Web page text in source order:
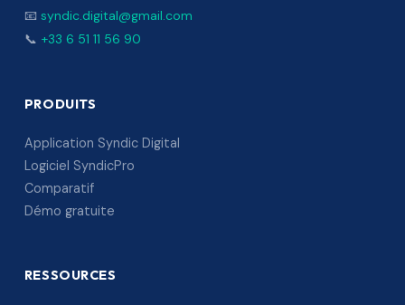
📧 syndic.digital@gmail.com
📞 +33 6 51 11 56 90
PRODUITS
Application Syndic Digital
Logiciel SyndicPro
Comparatif
Démo gratuite
RESSOURCES